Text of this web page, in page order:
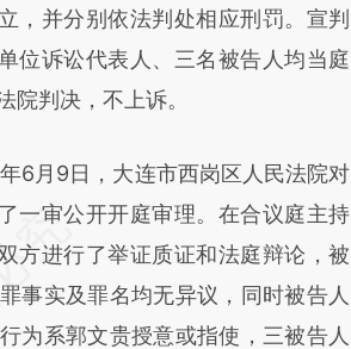
，并分别依法判处相应刑罚。宣判
位诉讼代表人、三名被告人均当庭
院判决，不上诉。
月9日，大连市西岗区人民法院对
一审公开开庭审理。在合议庭主持
方进行了举证质证和法庭辩论，被
事实及罪名均无异议，同时被告人
为系郭文贵授意或指使，三被告人